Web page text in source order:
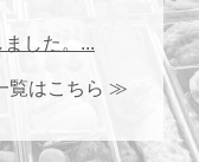
した。...
覧はこちら ≫